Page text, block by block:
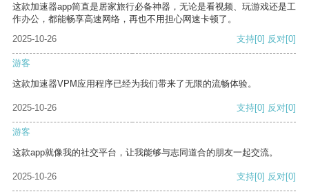
这款加速器app简直是居家旅行必备神器，无论是看视频、玩游戏还是工
作办公，都能畅享高速网络，再也不用担心网速卡顿了。
2025-10-26
支持[0] 反对[0]
游客
这款加速器VPM应用程序已经为我们带来了无限的流畅体验。
2025-10-26 支持[0] 反对[0]
游客
这款app就像我的社交平台，让我能够与志同道合的朋友一起交流。
2025-10-26 支持[0] 反对[0]